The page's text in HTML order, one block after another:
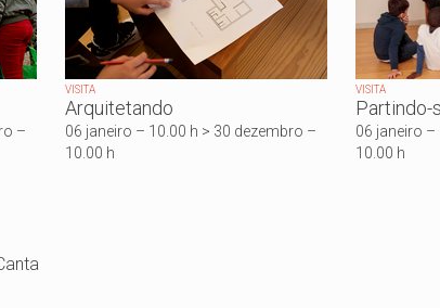
–
VISITA
Arquitetando
06 janeiro – 10.00 h > 30 dezembro –
10.00 h
VISITA
Partindo-
06 janeiro –
10.00 h